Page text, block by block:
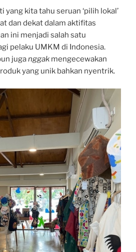
kita tahu seruan ‘pilih lokal’
dan dekat dalam aktifitas
ini menjadi salah satu
pelaku UMKM di Indonesia.
juganggak mengecewakan
yang unik bahkan nyentrik.